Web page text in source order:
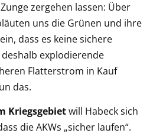
zergehen lassen: Über
uns die Grünen und ihre
dass es keine sichere
explodierende
Flatterstrom in Kauf
das.
Kriegsgebietwill Habeck sich
die AKWs „sicher laufen“.